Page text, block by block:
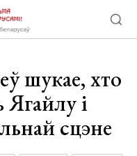
шукае, хто
Ягайлу і
сцэне